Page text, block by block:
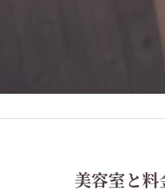
美容室と